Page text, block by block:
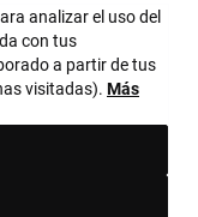
Peso
analizar el uso del
con tus
a partir de tus
visitadas). Más